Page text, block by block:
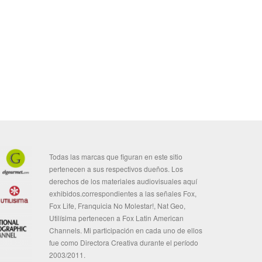
Todas las marcas que figuran en este sitio
pertenecen a sus respectivos dueños. Los
derechos de los materiales audiovisuales aquí
exhibidos.correspondientes a las señales Fox,
Fox Life, Franquicia No Molestar!, Nat Geo,
Utilísima pertenecen a Fox Latin American
Channels. Mi participación en cada uno de ellos
fue como Directora Creativa durante el período
2003/2011.